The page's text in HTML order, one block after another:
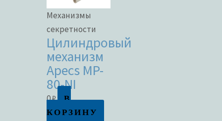
Механизмы
секретности
Цилиндровый
механизм
Apecs MP-
80-NI
0₽
В
КОРЗИНУ